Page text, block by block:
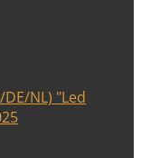
DE/NL) "Led